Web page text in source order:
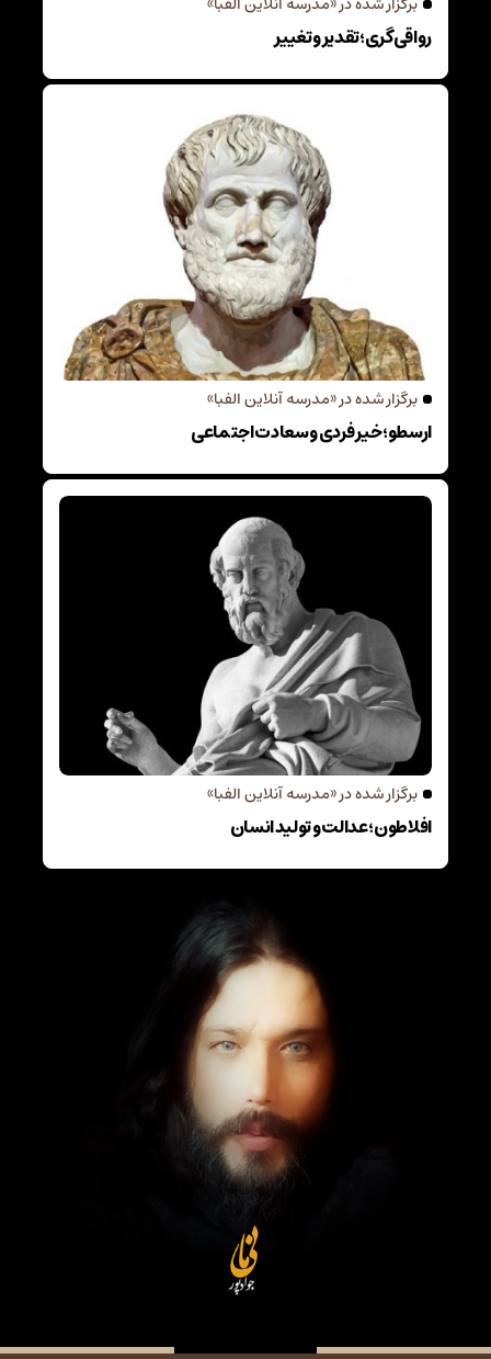
رواقی‌گری؛ تقدیر و تغییر
برگزار شده در «مدرسه آنلاین الفبا»
ارسطو؛ خیر فردی و سعادت اجتماعی
برگزار شده در «مدرسه آنلاین الفبا»
افلاطون؛ عدالت و تولید انسان